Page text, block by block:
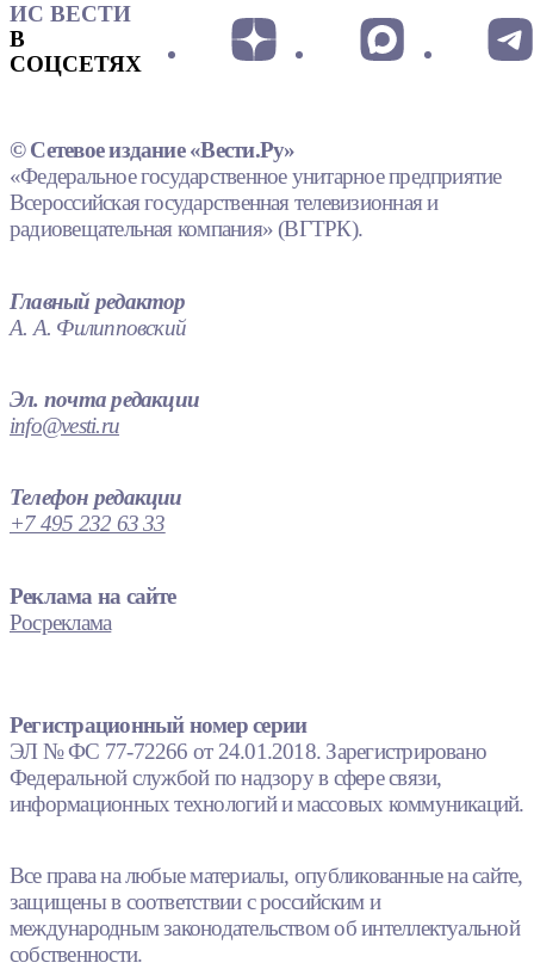
ИС ВЕСТИ
В
СОЦСЕТЯХ
© Сетевое издание «Вести.Ру»
«Федеральное государственное унитарное предприятие
Всероссийская государственная телевизионная и
радиовещательная компания» (ВГТРК).
Главный редактор
А. А. Филипповский
Эл. почта редакции
info@vesti.ru
Телефон редакции
+7 495 232 63 33
Реклама на сайте
Росреклама
Регистрационный номер серии
ЭЛ № ФС 77-72266 от 24.01.2018. Зарегистрировано
Федеральной службой по надзору в сфере связи,
информационных технологий и массовых коммуникаций.
Все права на любые материалы, опубликованные на сайте,
защищены в соответствии с российским и
международным законодательством об интеллектуальной
собственности.